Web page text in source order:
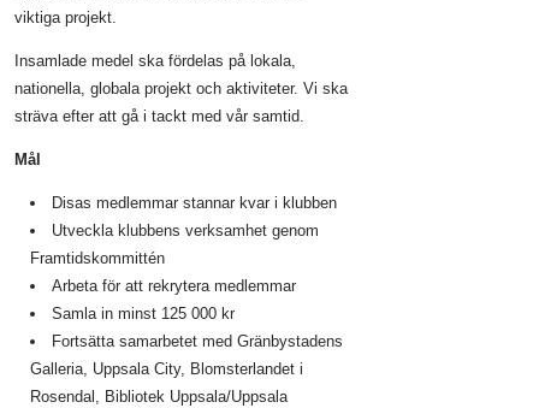
viktiga projekt.
Insamlade medel ska fördelas på lokala,
nationella, globala projekt och aktiviteter. Vi ska
sträva efter att gå i tackt med vår samtid.
Mål
Disas medlemmar stannar kvar i klubben
Utveckla klubbens verksamhet genom
Framtidskommittén
Arbeta för att rekrytera medlemmar
Samla in minst 125 000 kr
Fortsätta samarbetet med Gränbystadens
Galleria, Uppsala City, Blomsterlandet i
Rosendal, Bibliotek Uppsala/Uppsala